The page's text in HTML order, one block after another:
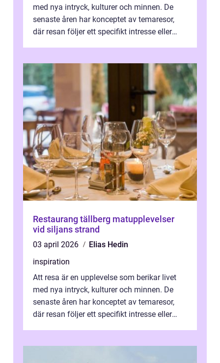
med nya intryck, kulturer och minnen. De
senaste åren har konceptet av temaresor,
där resan följer ett specifikt intresse eller
Restaurang tällberg matupplevelser
vid siljans strand
03 april 2026
Elias Hedin
inspiration
Att resa är en upplevelse som berikar livet
med nya intryck, kulturer och minnen. De
senaste åren har konceptet av temaresor,
där resan följer ett specifikt intresse eller